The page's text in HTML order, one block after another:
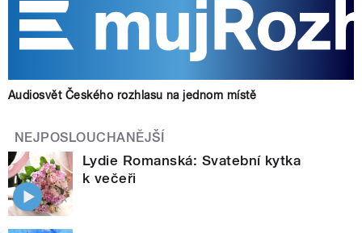
Audiosvět Českého rozhlasu na jednom místě
NEJPOSLOUCHANĚJŠÍ
Lydie Romanská: Svatební kytka
k večeři